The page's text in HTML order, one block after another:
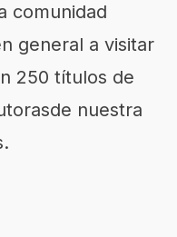
comunidad
general a visitar
250 títulos de
nuestra